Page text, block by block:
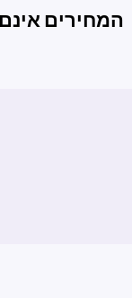
המחירים אינם